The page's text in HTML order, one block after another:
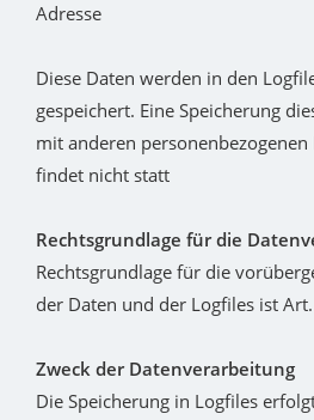
Adresse
Diese Daten werden in den
gespeichert. Eine Speicherung
mit anderen personenbezogenen
findet nicht statt
Rechtsgrundlage für die
Rechtsgrundlage für die
der Daten und der Logfiles ist
Zweck der Datenverarbeitung
Die Speicherung in Logfiles